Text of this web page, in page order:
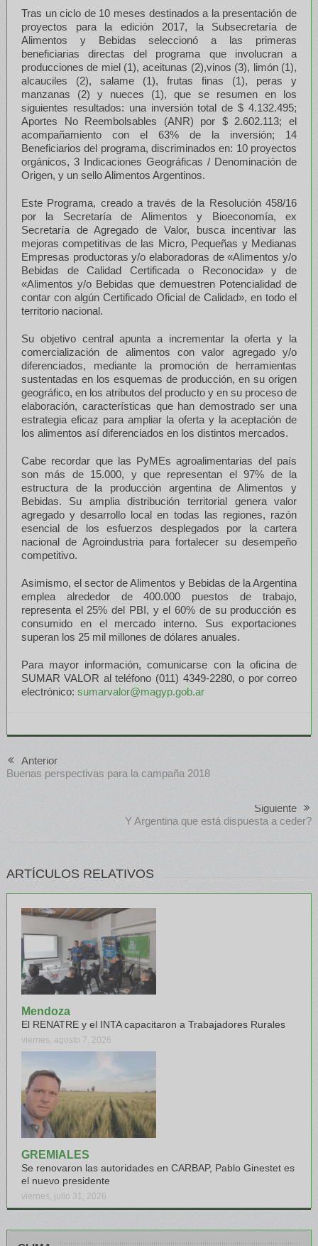
Tras un ciclo de 10 meses destinados a la presentación de
proyectos para la edición 2017, la Subsecretaría de
Alimentos y Bebidas seleccionó a las primeras
beneficiarias directas del programa que involucran a
producciones de miel (1), aceitunas (2),vinos (3), limón (1),
alcauciles (2), salame (1), frutas finas (1), peras y
manzanas (2) y nueces (1), que se resumen en los
siguientes resultados: una inversión total de $ 4.132.495;
Aportes No Reembolsables (ANR) por $ 2.602.113; el
acompañamiento con el 63% de la inversión; 14
Beneficiarios del programa, discriminados en: 10 proyectos
orgánicos, 3 Indicaciones Geográficas / Denominación de
Origen, y un sello Alimentos Argentinos.
Este Programa, creado a través de la Resolución 458/16
por la Secretaría de Alimentos y Bioeconomía, ex
Secretaría de Agregado de Valor, busca incentivar las
mejoras competitivas de las Micro, Pequeñas y Medianas
Empresas productoras y/o elaboradoras de «Alimentos y/o
Bebidas de Calidad Certificada o Reconocida» y de
«Alimentos y/o Bebidas que demuestren Potencialidad de
contar con algún Certificado Oficial de Calidad», en todo el
territorio nacional.
Su objetivo central apunta a incrementar la oferta y la
comercialización de alimentos con valor agregado y/o
diferenciados, mediante la promoción de herramientas
sustentadas en los esquemas de producción, en su origen
geográfico, en los atributos del producto y en su proceso de
elaboración, características que han demostrado ser una
estrategia eficaz para ampliar la oferta y la aceptación de
los alimentos así diferenciados en los distintos mercados.
Cabe recordar que las PyMEs agroalimentarias del país
son más de 15.000, y que representan el 97% de la
estructura de la producción argentina de Alimentos y
Bebidas. Su amplia distribución territorial genera valor
agregado y desarrollo local en todas las regiones, razón
esencial de los esfuerzos desplegados por la cartera
nacional de Agroindustria para fortalecer su desempeño
competitivo.
Asimismo, el sector de Alimentos y Bebidas de la Argentina
emplea alrededor de 400.000 puestos de trabajo,
representa el 25% del PBI, y el 60% de su producción es
consumido en el mercado interno. Sus exportaciones
superan los 25 mil millones de dólares anuales.
Para mayor información, comunicarse con la oficina de
SUMAR VALOR al teléfono (011) 4349-2280, o por correo
electrónico: sumarvalor@magyp.gob.ar
Anterior
Buenas perspectivas para la campaña 2018
Siguiente
Y Argentina que está dispuesta a ceder?
ARTÍCULOS RELATIVOS
Mendoza
El RENATRE y el INTA capacitaron a Trabajadores Rurales
viernes, agosto 7, 2026
GREMIALES
Se renovaron las autoridades en CARBAP, Pablo Ginestet es
el nuevo presidente
viernes, julio 31, 2026